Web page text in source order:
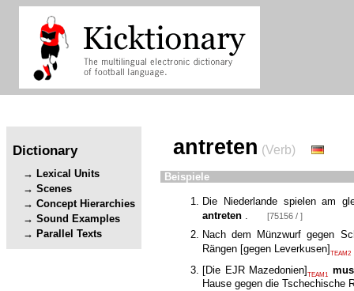
Dictionary
Lexical Units
Scenes
Concept Hierarchies
Sound Examples
Parallel Texts
antreten (Verb)
Beispiele
Die Niederlande spielen am
antreten
[75156 / ]
Nach dem Münzwurf gegen
Rängen [gegen Leverkusen]TEAM2
[Die EJR Mazedonien]TEAM1
Hause gegen die Tschechische